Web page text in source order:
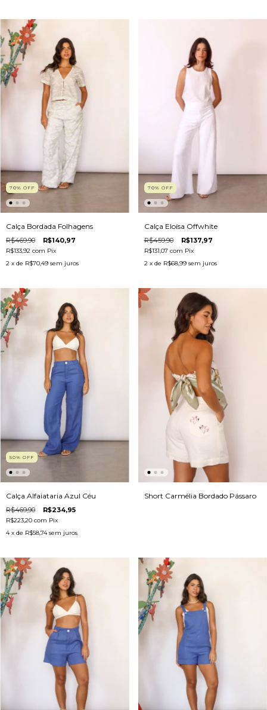
70% OFF
Calça Bordada Folhagens
R$469,90 R$140,97
R$133,92 com Pix
2 x de R$70,49 sem juros
70% OFF
Calça Eloísa Offwhite
R$459,90 R$137,97
R$131,07 com Pix
2 x de R$68,99 sem juros
50% OFF
Calça Alfaiataria Azul Céu
R$469,90 R$234,95
R$223,20 com Pix
4 x de R$58,74 sem juros
Short Carmélia Bordado Pássaro